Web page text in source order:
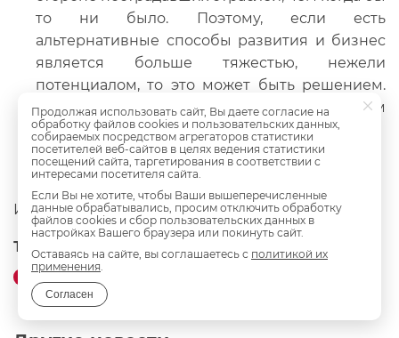
то ни было. Поэтому, если есть
альтернативные способы развития и бизнес
является больше тяжестью, нежели
потенциалом, то это может быть решением.
Хотя, конечно, я надеюсь, что именно этим
советом воспользуются в меньшей степени.
Источник:RB.RU
Теги:
Пресса о нас
Продолжая использовать сайт, Вы даете согласие на
обработку файлов cookies и пользовательских данных,
собираемых посредством агрегаторов статистики
посетителей веб-сайтов в целях ведения статистики
посещений сайта, таргетирования в соответствии с
интересами посетителя сайта.
Если Вы не хотите, чтобы Ваши вышеперечисленные
данные обрабатывались, просим отключить обработку
файлов cookies и сбор пользовательских данных в
настройках Вашего браузера или покинуть сайт.
Оставаясь на сайте, вы соглашаетесь с политикой их
применения.
Согласен